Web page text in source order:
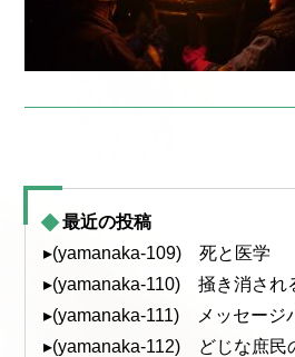
最近の投稿
▸(yamanaka-109) 死と医学
▸(yamanaka-110) 掻き消され
▸(yamanaka-111) メッセージ
▸(yamanaka-112) どじな庶